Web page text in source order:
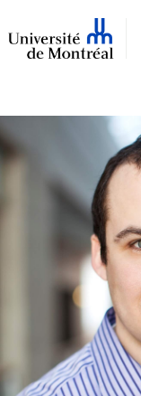
NOS CHERCHEURS